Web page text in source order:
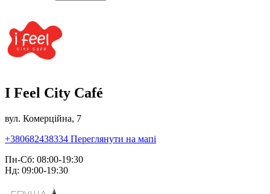
I Feel City Café
вул. Комерційна, 7
+380682438334 Переглянути на мапі
Пн-Сб: 08:00-19:30
Нд: 09:00-19:30